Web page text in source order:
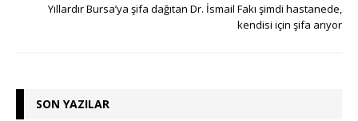
Yıllardır Bursa’ya şifa dağıtan Dr. İsmail Fakı şimdi hastanede,
kendisi için şifa arıyor
SON YAZILAR